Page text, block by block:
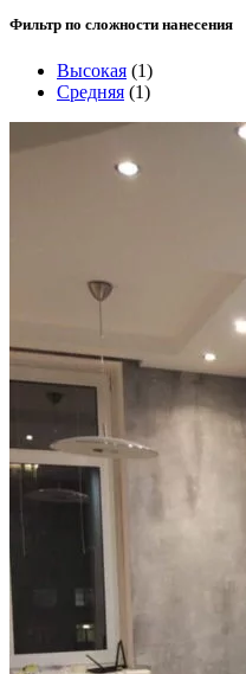
Фильтр по сложности нанесения
Высокая (1)
Средняя (1)